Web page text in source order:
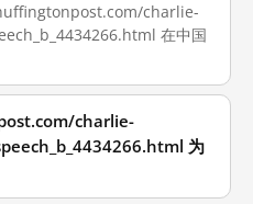
charlie-
在中国
charlie-
为